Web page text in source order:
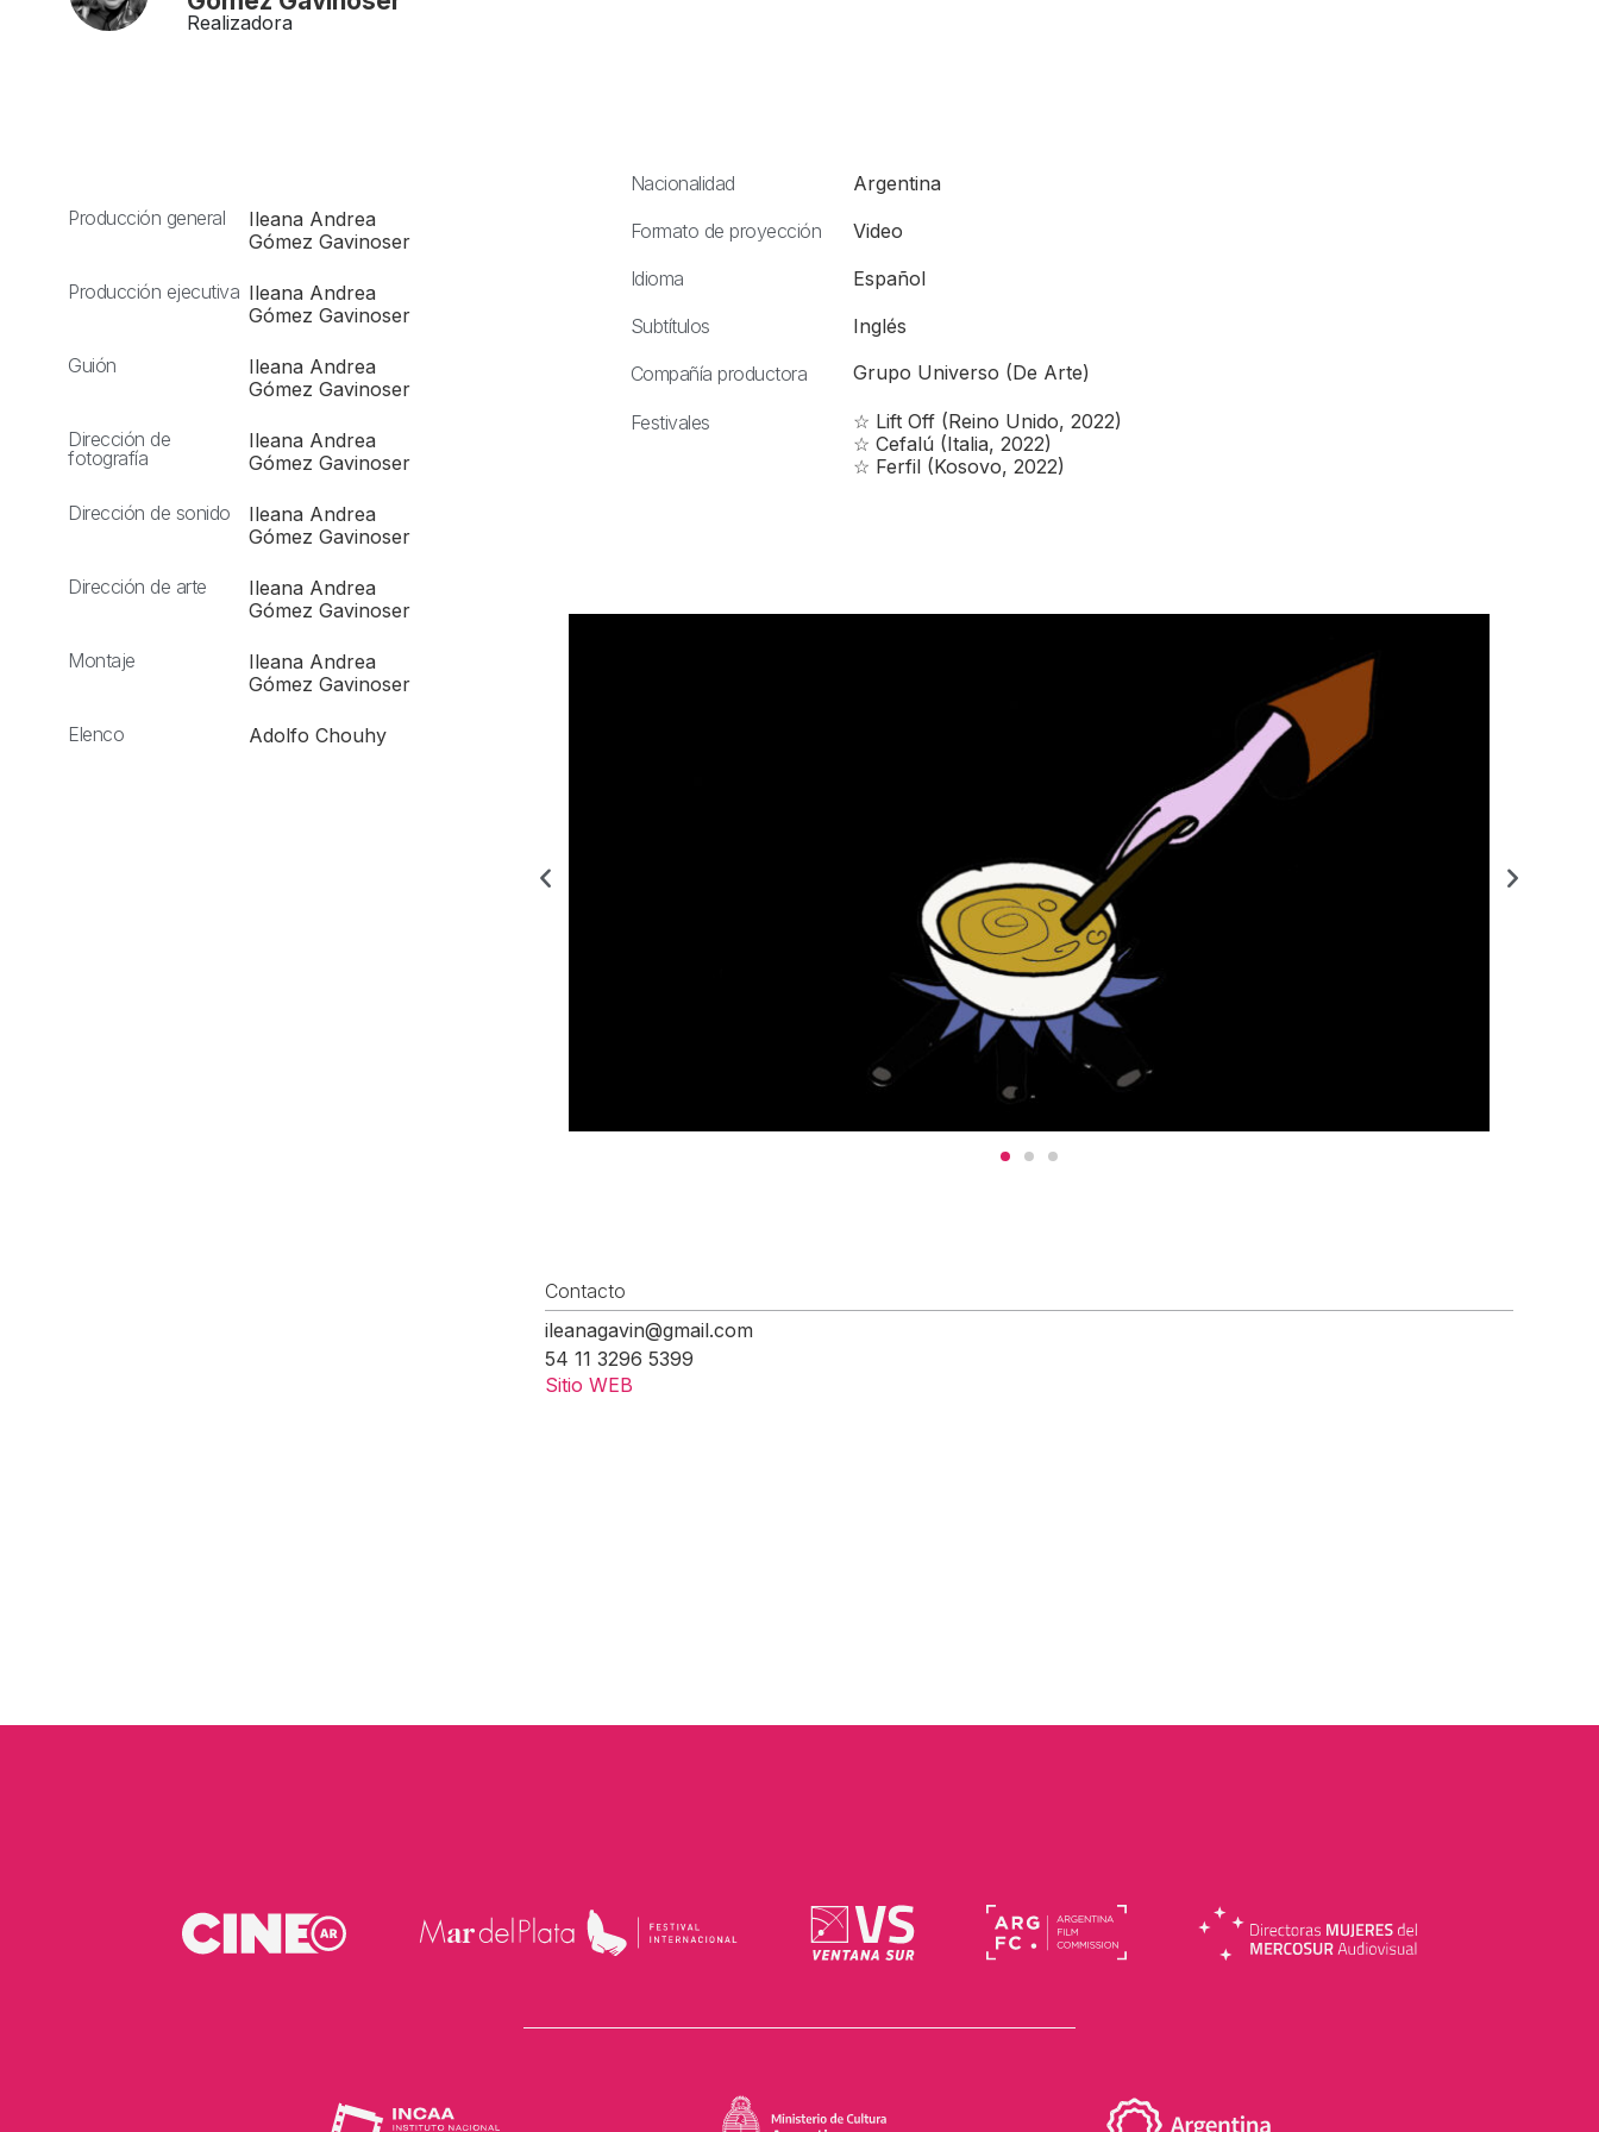
Realizadora
Producción general
Ileana Andrea
Gómez Gavinoser
Producción ejecutiva Ileana Andrea
Gómez Gavinoser
Guión
Ileana Andrea
Gómez Gavinoser
Dirección de
fotografía
Ileana Andrea
Gómez Gavinoser
Dirección de sonido
Ileana Andrea
Gómez Gavinoser
Dirección de arte
Ileana Andrea
Gómez Gavinoser
Montaje
Ileana Andrea
Gómez Gavinoser
Elenco Adolfo Chouhy
Nacionalidad
Argentina
Formato de proyección
Video
Idioma
Español
Subtítulos
Inglés
Compañía productora
Grupo Universo (De Arte)
Festivales
☆ Lift Off (Reino Unido, 2022)
☆ Cefalú (Italia, 2022)
☆ Ferfil (Kosovo, 2022)
Contacto
ileanagavin@gmail.com
54 11 3296 5399
Sitio WEB